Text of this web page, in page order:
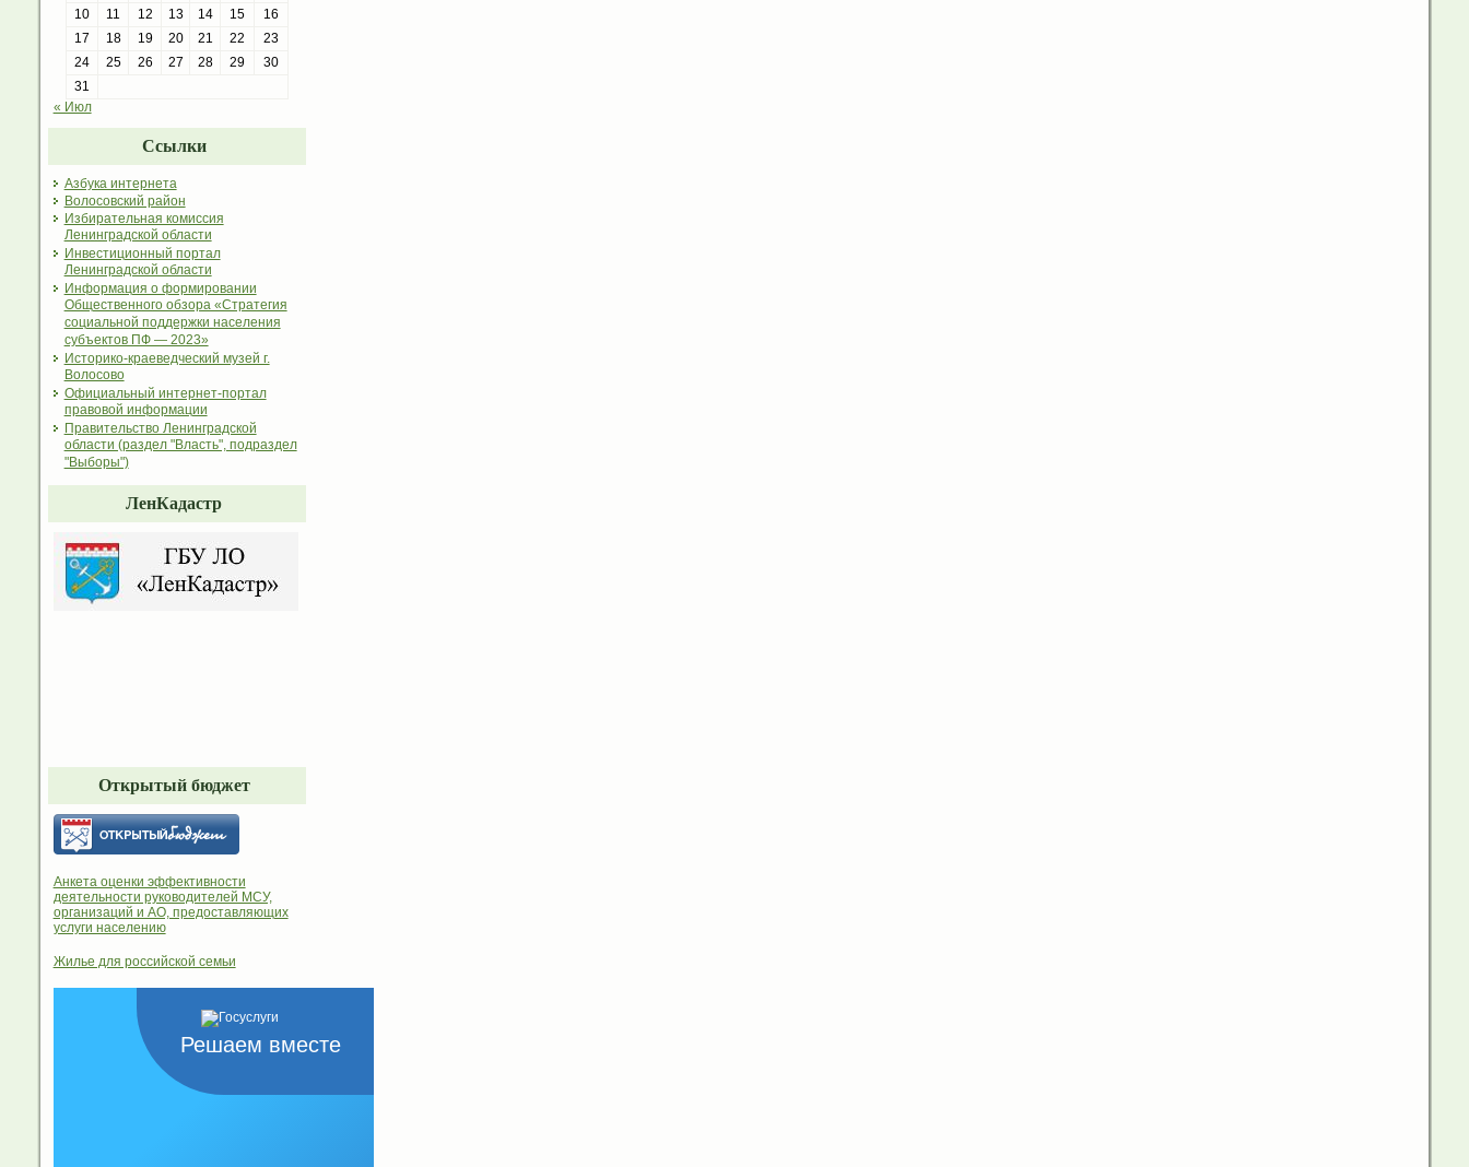
10
11 12 13 14 15
16
17
18 19 20 21 22
23
24
25 26 27 28 29
30
31
« Июл
Ссылки
Азбука интернета
Волосовский район
Избирательная комиссия
Ленинградской области
Инвестиционный портал
Ленинградской области
Информация о формировании
Общественного обзора «Стратегия
социальной поддержки населения
субъектов ПФ — 2023»
Историко-краеведческий музей г.
Волосово
Официальный интернет-портал
правовой информации
Правительство Ленинградской
области (раздел "Власть", подраздел
"Выборы")
ЛенКадастр
Открытый бюджет
Анкета оценки эффективности
деятельности руководителей МСУ,
организаций и АО, предоставляющих
услуги населению
Жилье для российской семьи
Решаем вместе